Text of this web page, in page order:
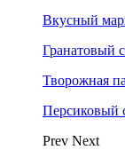
Вкусный
Гранатовый
Творожная
Персиковый
Prev Next